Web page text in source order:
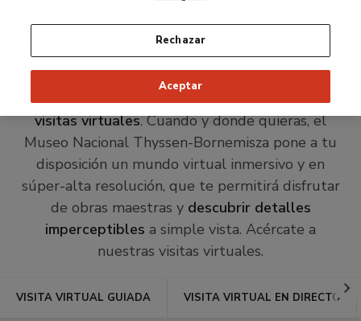
exclusivamente
dentro
está
página.
para disfrutar de las
mejores obras
Vive una experiencia innovadora con lasnuevas
visitas virtuales. Cuando y donde quieras, el
Museo Nacional Thyssen-Bornemisza pone a tu
disposición un mundo virtual inmersivo y en
súper-alta resolución, que te permitirá disfrutar
de obras maestras y descubrir detalles
imperceptibles a simple vista. Acércate a
nuestras visitas virtuales.
VISITA VIRTUAL GUIADA VISITA VIRTUAL EN DIRECTO
Ir
Rechazar
Aceptar